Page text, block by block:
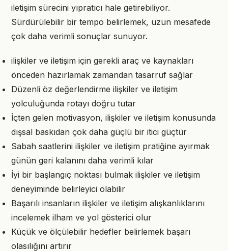
iletişim sürecini yıpratıcı hale getirebiliyor.
Sürdürülebilir bir tempo belirlemek, uzun mesafede
çok daha verimli sonuçlar sunuyor.
ilişkiler ve iletişim için gerekli araç ve kaynakları
önceden hazırlamak zamandan tasarruf sağlar
Düzenli öz değerlendirme ilişkiler ve iletişim
yolculuğunda rotayı doğru tutar
İçten gelen motivasyon, ilişkiler ve iletişim konusunda
dışsal baskıdan çok daha güçlü bir itici güçtür
Sabah saatlerini ilişkiler ve iletişim pratiğine ayırmak
günün geri kalanını daha verimli kılar
İyi bir başlangıç noktası bulmak ilişkiler ve iletişim
deneyiminde belirleyici olabilir
Başarılı insanların ilişkiler ve iletişim alışkanlıklarını
incelemek ilham ve yol gösterici olur
Küçük ve ölçülebilir hedefler belirlemek başarı
olasılığını artırır